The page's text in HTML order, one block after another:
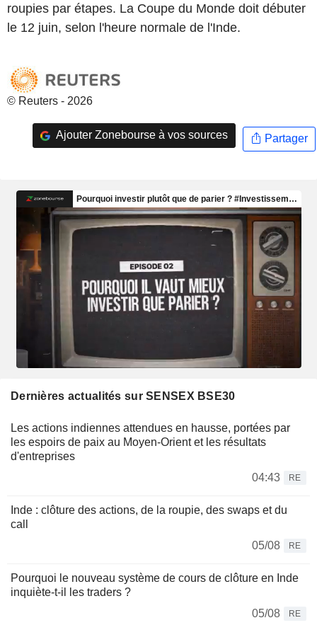
roupies par étapes. La Coupe du Monde doit débuter
le 12 juin, selon l'heure normale de l'Inde.
© Reuters - 2026
Ajouter Zonebourse à vos sources Partager
Dernières actualités sur SENSEX BSE30
Les actions indiennes attendues en hausse, portées par
les espoirs de paix au Moyen-Orient et les résultats
d'entreprises
04:43
RE
Inde : clôture des actions, de la roupie, des swaps et du
call
05/08
RE
Pourquoi le nouveau système de cours de clôture en Inde
inquiète-t-il les traders ?
05/08
RE